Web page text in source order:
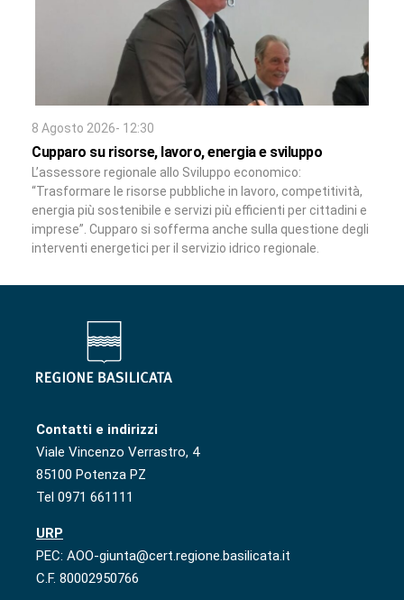
8 Agosto 2026- 12:30
Cupparo su risorse, lavoro, energia e sviluppo
L’assessore regionale allo Sviluppo economico:
“Trasformare le risorse pubbliche in lavoro, competitività,
energia più sostenibile e servizi più efficienti per cittadini e
imprese”. Cupparo si sofferma anche sulla questione degli
interventi energetici per il servizio idrico regionale.
Contatti e indirizzi
Viale Vincenzo Verrastro, 4
85100 Potenza PZ
Tel 0971 661111
URP
PEC: AOO-giunta@cert.regione.basilicata.it
C.F. 80002950766